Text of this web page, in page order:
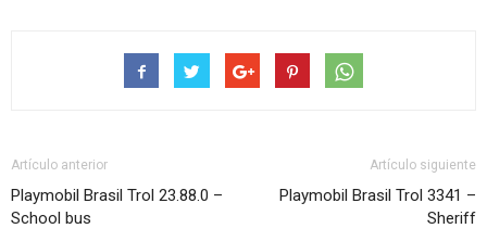
Artículo anterior
Playmobil Brasil Trol 23.88.0 –
School bus
Artículo siguiente
Playmobil Brasil Trol 3341 –
Sheriff